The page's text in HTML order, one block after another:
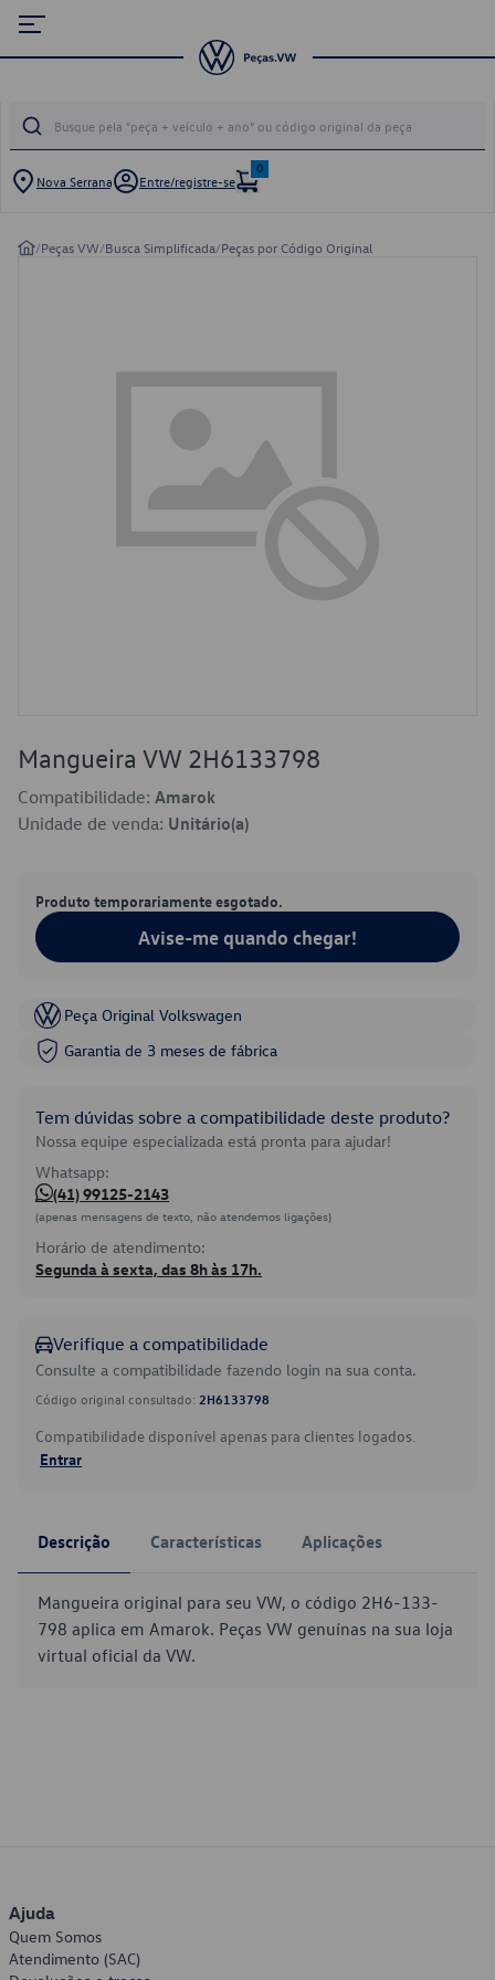
Nova Serrana Entre/registre-se
0
/Peças VW/Busca Simplificada/Peças por Código Original
Mangueira VW 2H6133798
Compatibilidade: Amarok
Unidade de venda: Unitário(a)
Produto temporariamente esgotado.
Avise-me quando chegar!
Peça Original Volkswagen
Garantia de 3 meses de fábrica
Tem dúvidas sobre a compatibilidade deste produto?
Nossa equipe especializada está pronta para ajudar!
Whatsapp:
(41) 99125-2143
(apenas mensagens de texto, não atendemos ligações)
Horário de atendimento:
Segunda à sexta, das 8h às 17h.
Verifique a compatibilidade
Consulte a compatibilidade fazendo login na sua conta.
Código original consultado: 2H6133798
Compatibilidade disponível apenas para clientes logados.
Entrar
Descrição Características Aplicações
Mangueira original para seu VW, o código 2H6-133-
798 aplica em Amarok. Peças VW genuínas na sua loja
virtual oficial da VW.
Ajuda
Quem Somos
Atendimento (SAC)